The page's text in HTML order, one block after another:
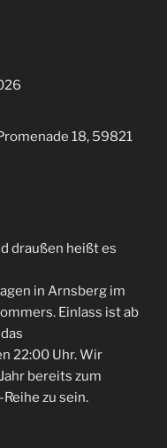
18, 59821
draußen heißt es
in Arnsberg im
Einlass ist ab
22:00 Uhr. Wir
bereits zum
zu sein.